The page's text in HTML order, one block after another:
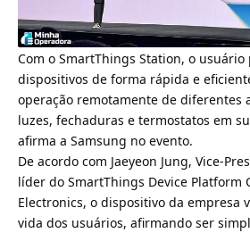
Com o SmartThings Station, o
dispositivos de forma rápida e
operação remotamente de diferentes
luzes, fechaduras e termostatos em
afirma a Samsung no evento.
De acordo com Jaeyeon Jung, Vice-
líder do SmartThings Device Platform
Electronics, o dispositivo da empresa
vida dos usuários, afirmando ser